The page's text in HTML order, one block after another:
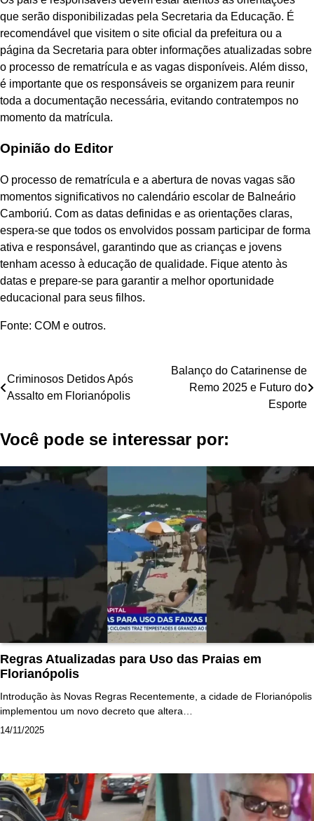
que serão disponibilizadas pela Secretaria da Educação. É
recomendável que visitem o site oficial da prefeitura ou a
página da Secretaria para obter informações atualizadas sobre
o processo de rematrícula e as vagas disponíveis. Além disso,
é importante que os responsáveis se organizem para reunir
toda a documentação necessária, evitando contratempos no
momento da matrícula.
Opinião do Editor
O processo de rematrícula e a abertura de novas vagas são
momentos significativos no calendário escolar de Balneário
Camboriú. Com as datas definidas e as orientações claras,
espera-se que todos os envolvidos possam participar de forma
ativa e responsável, garantindo que as crianças e jovens
tenham acesso à educação de qualidade. Fique atento às
datas e prepare-se para garantir a melhor oportunidade
educacional para seus filhos.
Fonte: COM e outros.
Navegação
de
Criminosos Detidos Após
Assalto em Florianópolis
Balanço do Catarinense de
Remo 2025 e Futuro do
Esporte
Você pode se interessar por:
Regras Atualizadas para Uso das Praias em
Florianópolis
Introdução às Novas Regras Recentemente, a cidade de Florianópolis
implementou um novo decreto que altera…
14/11/2025